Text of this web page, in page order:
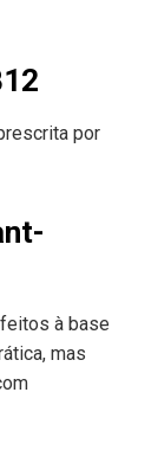
por
à base
mas